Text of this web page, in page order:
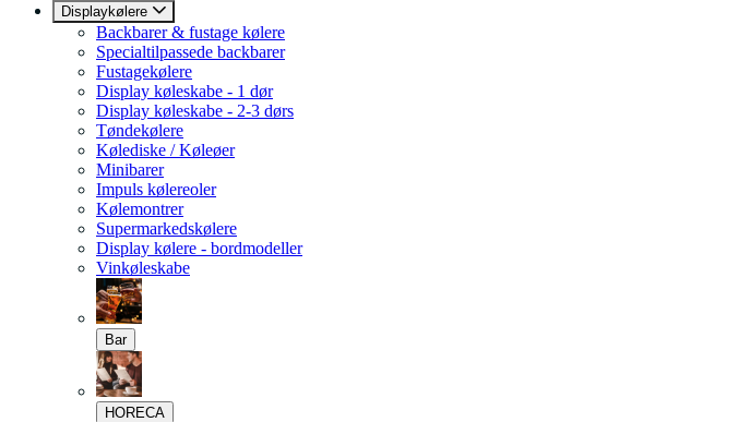
Displaykølere
Backbarer & fustage kølere
Specialtilpassede backbarer
Fustagekølere
Display køleskabe - 1 dør
Display køleskabe - 2-3 dørs
Tøndekølere
Kølediske / Køleøer
Minibarer
Impuls kølereoler
Kølemontrer
Supermarkedskølere
Display kølere - bordmodeller
Vinkøleskabe
Bar
HORECA